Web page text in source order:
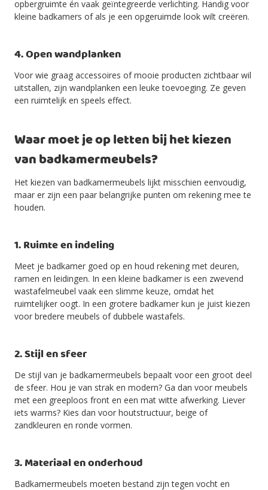
opbergruimte én vaak geïntegreerde verlichting. Handig voor
kleine badkamers of als je een opgeruimde look wilt creëren.
4. Open wandplanken
Voor wie graag accessoires of mooie producten zichtbaar wil
uitstallen, zijn wandplanken een leuke toevoeging. Ze geven
een ruimtelijk en speels effect.
Waar moet je op letten bij het kiezen
van badkamermeubels?
Het kiezen van badkamermeubels lijkt misschien eenvoudig,
maar er zijn een paar belangrijke punten om rekening mee te
houden.
1. Ruimte en indeling
Meet je badkamer goed op en houd rekening met deuren,
ramen en leidingen. In een kleine badkamer is een zwevend
wastafelmeubel vaak een slimme keuze, omdat het
ruimtelijker oogt. In een grotere badkamer kun je juist kiezen
voor bredere meubels of dubbele wastafels.
2. Stijl en sfeer
De stijl van je badkamermeubels bepaalt voor een groot deel
de sfeer. Hou je van strak en modern? Ga dan voor meubels
met een greeploos front en een mat witte afwerking. Liever
iets warms? Kies dan voor houtstructuur, beige of
zandkleuren en ronde vormen.
3. Materiaal en onderhoud
Badkamermeubels moeten bestand zijn tegen vocht en